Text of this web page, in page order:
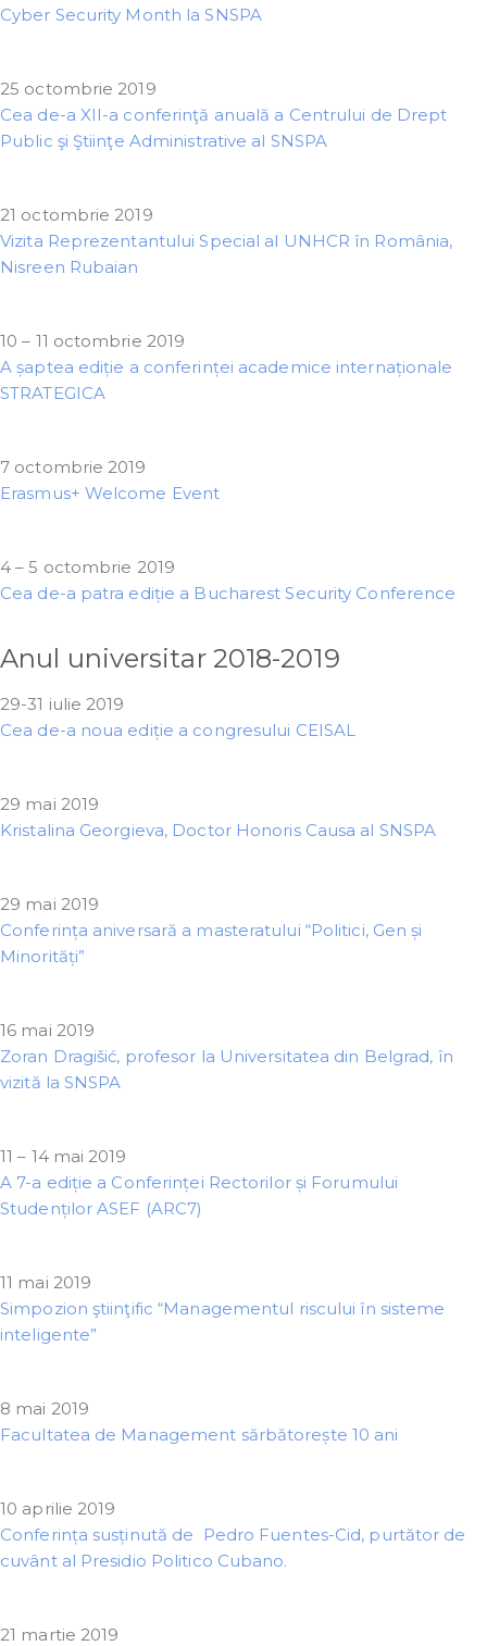
Cyber Security Month la SNSPA
25 octombrie 2019
Cea de-a XII-a conferinţă anuală a Centrului de Drept
Public şi Ştiinţe Administrative al SNSPA
21 octombrie 2019
Vizita Reprezentantului Special al UNHCR în România,
Nisreen Rubaian
10 – 11 octombrie 2019
A șaptea ediție a conferinței academice internaționale
STRATEGICA
7 octombrie 2019
Erasmus+ Welcome Event
4 – 5 octombrie 2019
Cea de-a patra ediție a Bucharest Security Conference
Anul universitar 2018-2019
29-31 iulie 2019
Cea de-a noua ediție a congresului CEISAL
29 mai 2019
Kristalina Georgieva, Doctor Honoris Causa al SNSPA
29 mai 2019
Conferința aniversară a masteratului “Politici, Gen și
Minorități”
16 mai 2019
Zoran Dragišić, profesor la Universitatea din Belgrad, în
vizită la SNSPA
11 – 14 mai 2019
A 7-a ediție a Conferinței Rectorilor și Forumului
Studenților ASEF (ARC7)
11 mai 2019
Simpozion ştiinţific “Managementul riscului în sisteme
inteligente”
8 mai 2019
Facultatea de Management sărbătorește 10 ani
10 aprilie 2019
Conferința susținută de Pedro Fuentes-Cid, purtător de
cuvânt al Presidio Politico Cubano.
21 martie 2019